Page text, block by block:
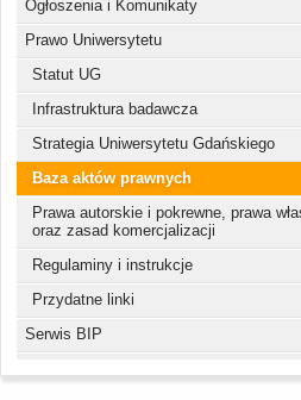
Ogłoszenia i Komunikaty
Prawo Uniwersytetu
Statut UG
Infrastruktura badawcza
Strategia Uniwersytetu Gdańskiego
Baza aktów prawnych
Prawa autorskie i pokrewne, prawa
oraz zasad komercjalizacji
Regulaminy i instrukcje
Przydatne linki
Serwis BIP